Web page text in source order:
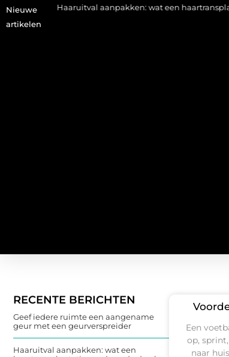
Nieuwe
artikelen
aanpakken: wat een haartransplantatie
RECENTE BERICHTEN
Geef iedere ruimte een aangename
geur met een geurverspreider
Haaruitval aanpakken: wat een
Een
op,
naar